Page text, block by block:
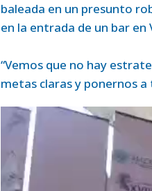
baleada en un presunto
en la entrada de un bar en
“Vemos que no hay
metas claras y ponernos a